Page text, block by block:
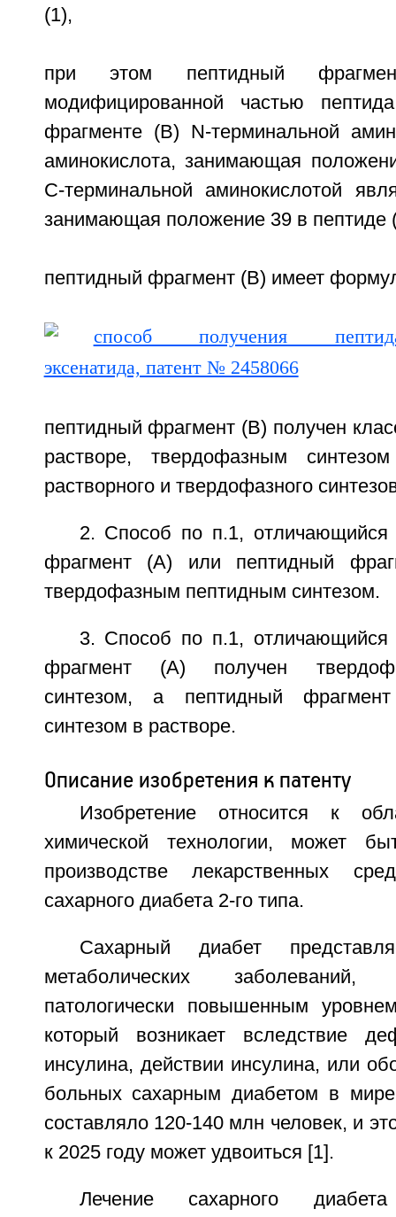
(1),
при этом пептидный
модифицированной частью
фрагменте (В) N-терминальной
аминокислота, занимающая
C-терминальной аминокислотой
занимающая положение 39 в пептиде
пептидный фрагмент (В) имеет
пептидный фрагмент (В) получен
растворе, твердофазным
растворного и твердофазного
2. Способ по п.1, отличающийся
фрагмент (А) или пептидный
твердофазным пептидным синтезом.
3. Способ по п.1, отличающийся
фрагмент (А) получен
синтезом, а пептидный
синтезом в растворе.
Описание изобретения к патенту
Изобретение относится к
химической технологии, может
производстве лекарственных
сахарного диабета 2-го типа.
Сахарный диабет
метаболических заболеваний,
патологически повышенным
который возникает вследствие
инсулина, действии инсулина, или
больных сахарным диабетом в
составляло 120-140 млн человек, и
к 2025 году может удвоиться [1].
Лечение сахарного